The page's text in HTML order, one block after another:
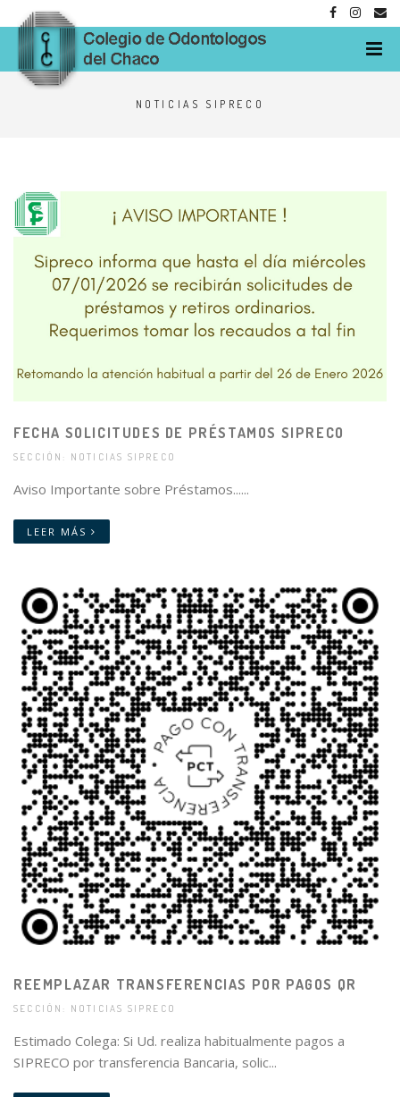
NOTICIAS SIPRECO
FECHA SOLICITUDES DE PRÉSTAMOS SIPRECO
SECCIÓN: NOTICIAS SIPRECO
Aviso Importante sobre Préstamos......
LEER MÁS
REEMPLAZAR TRANSFERENCIAS POR PAGOS QR
SECCIÓN: NOTICIAS SIPRECO
Estimado Colega: Si Ud. realiza habitualmente pagos a
SIPRECO por transferencia Bancaria, solic...